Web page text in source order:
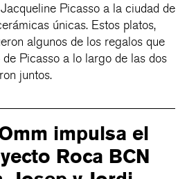
Picasso a la ciudad de
únicas. Estos platos,
algunos de los regalos que
Picasso a lo largo de las dos
juntos.
impulsa el
Roca BCN